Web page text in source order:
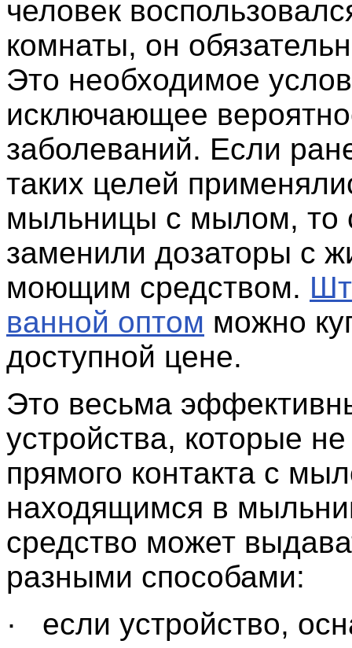
человек
комнаты, он
Это необходимое
исключающее
заболеваний. Если
таких целей
мыльницы с мылом, то
заменили дозаторы с
моющим средством.
ванной оптом можно
доступной цене.
Это весьма
устройства, которые
прямого контакта с
находящимся в
средство может
разными способами:
· если устройство,